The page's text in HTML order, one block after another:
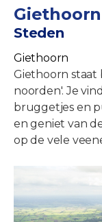
Giethoorn
Steden
Giethoorn
Giethoorn staat
noorden'. Je
bruggetjes en
en geniet van
op de vele